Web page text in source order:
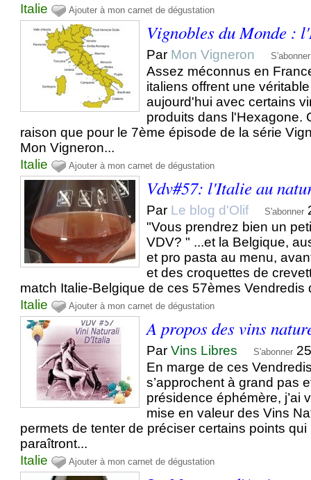
Italie
Ajouter à mon carnet de dégustation
Vignobles du Monde :
Par Mon Vigneron S'abonner
Assez méconnus en
italiens offrent une
aujourd'hui avec certains
produits dans l'Hexagone.
raison que pour le 7ème épisode de la série
Mon Vigneron...
Italie
Ajouter à mon carnet de dégustation
Vdv#57: l'Italie au
Par Le blog d'Olif S'abonner
"Vous prendrez bien un
VDV? " ...et la Belgique,
et pro pasta au menu,
et des croquettes de
match Italie-Belgique de ces 57èmes Vendredis
Italie
Ajouter à mon carnet de dégustation
A propos des vins
ParVins Libres S'abonner
En marge de ces
s’approchent à grand pas
présidence éphémère, j’ai
mise en valeur des Vins
permets de tenter de préciser certains points
paraîtront...
Italie
Ajouter à mon carnet de dégustation